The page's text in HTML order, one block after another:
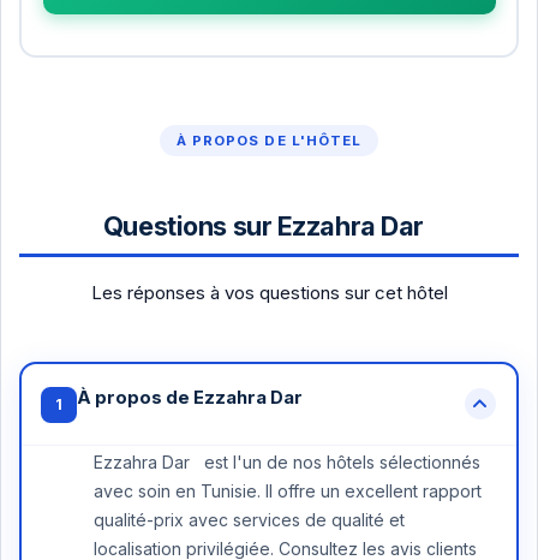
À PROPOS DE L'HÔTEL
Questions sur Ezzahra Dar
Les réponses à vos questions sur cet hôtel
1 À propos de Ezzahra Dar
Ezzahra Dar est l'un de nos hôtels sélectionnés
avec soin en Tunisie. Il offre un excellent rapport
qualité-prix avec services de qualité et
localisation privilégiée. Consultez les avis clients